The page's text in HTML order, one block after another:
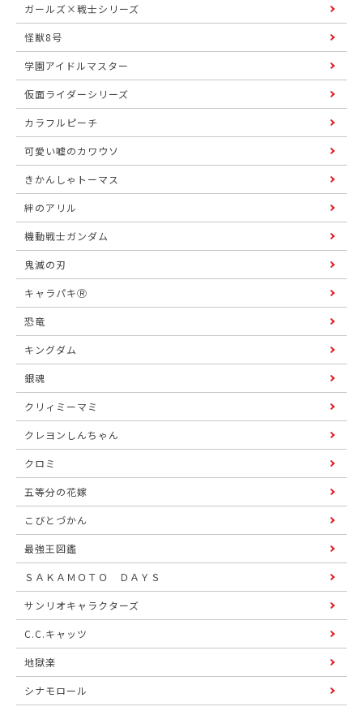
ガールズ×戦士シリーズ
怪獣8号
学園アイドルマスター
仮面ライダーシリーズ
カラフルピーチ
可愛い嘘のカワウソ
きかんしゃトーマス
絆のアリル
機動戦士ガンダム
鬼滅の刃
キャラパキⓇ
恐竜
キングダム
銀魂
クリィミーマミ
クレヨンしんちゃん
クロミ
五等分の花嫁
こびとづかん
最強王図鑑
ＳＡＫＡＭＯＴＯ ＤＡＹＳ
サンリオキャラクターズ
C.C.キャッツ
地獄楽
シナモロール